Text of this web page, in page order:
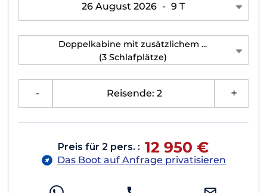
26 August 2026 - 9 T
Doppelkabine mit zusätzlichem ...
(3 Schlafplätze)
Reisende: 2
Preis für 2 pers. : 12 950 €
Das Boot auf Anfrage privatisieren